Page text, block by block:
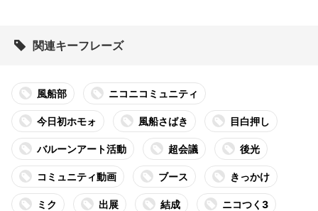
関連キーフレーズ
風船部 ニコニコミュニティ
今日初ホモォ 風船さばき 目白押し
バルーンアート活動 超会議 後光
コミュニティ動画 ブース きっかけ
ミク 出展 結成 ニコつく3